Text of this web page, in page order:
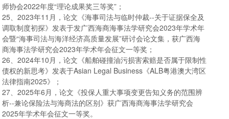
师协会2022年度“理论成果奖三等奖”；
25、2023年11月，论文《海事司法与临时仲裁--关于证据保全及
调取制度初探》发表于发广西海商海事法学研究会2023年学术年
会暨“海事司法与海洋经济高质量发展”研讨会论文集，获广西海
商海事法学研究会2023年学术年会征文一等奖；
26、2024年10月，论文《船舶碰撞油污损害索赔是否属于限制性
债权的新思考》发表于Asian Legal Business《ALB粤港澳大湾区
法律指南2025》；
27、2025年6月，论文《投保人重大事项变更告知义务的范围辨
析--兼论保险法与海商法的区别》获广西海商海事法学研究会
2025年学术年会征文一等奖。